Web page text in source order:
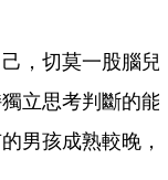
，切莫一股腦兒
立思考判斷的能
男孩成熟較晚，